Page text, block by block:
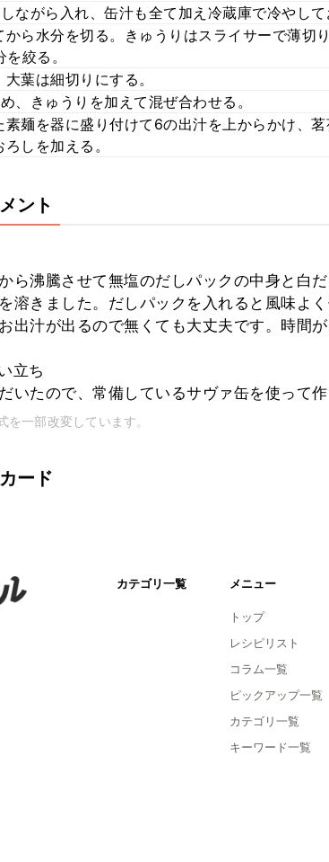
ながら入れ、缶汁も全て加え冷蔵庫で冷やして
ら水分を切る。きゅうりはスライサーで薄切
絞る。
葉は細切りにする。
、きゅうりを加えて混ぜ合わせる。
素麺を器に盛り付けて6の出汁を上からかけ、
しを加える。
ント
ら沸騰させて無塩のだしパックの中身と白
溶きました。だしパックを入れると風味よ
出汁が出るので無くても大丈夫です。時間
立ち
いたので、常備しているサヴァ缶を使って作
一部改変しています。
ード
カテゴリ一覧 メニュー
トップ
レシピリスト
コラム一覧
ピックアップ一覧
カテゴリ一覧
キーワード一覧